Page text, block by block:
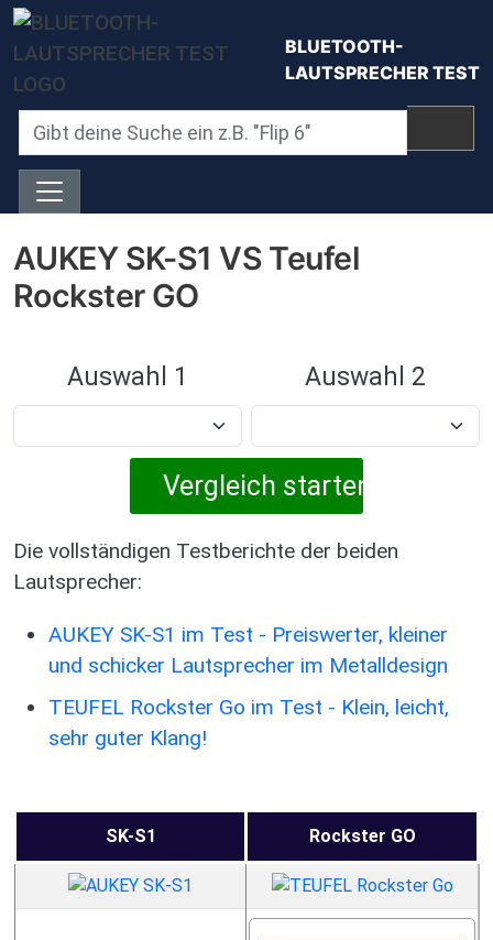
Direkt zum Inhalt
BLUETOOTH-
LAUTSPRECHER TEST
AUKEY SK-S1 VS Teufel
Rockster GO
Auswahl 1 Auswahl 2
Die vollständigen Testberichte der beiden
Lautsprecher:
AUKEY SK-S1 im Test - Preiswerter, kleiner
und schicker Lautsprecher im Metalldesign
TEUFEL Rockster Go im Test - Klein, leicht,
sehr guter Klang!
SK-S1 Rockster GO